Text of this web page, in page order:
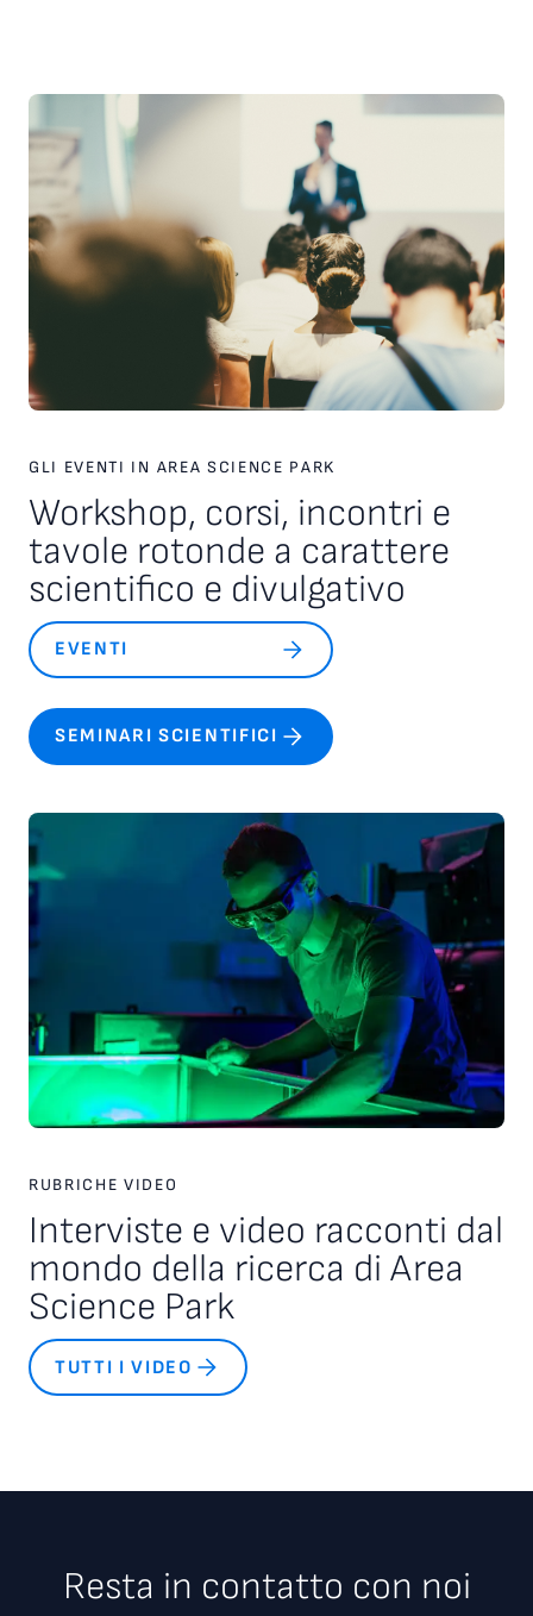
attraverso una piattaforma europea dedicata. Ampio spazio
anche al racconto di esperienze imprenditoriali concrete. In
particolare, è stata condivisa la testimonianza di Paolo Ganis,
CEO di Vitesy, realtà nata a Pordenone che in otto anni ha
costruito un percorso di crescita internazionale fondato su
innovazione, capacità di esecuzione e visione
imprenditoriale. Vitesy rappresenta un esempio concreto di
come una startup deep tech possa crescere, scalare e
competere sui mercati globali, partendo da un territorio e
valorizzando competenze, tecnologie e opportunità offerte
dagli ecosistemi dell’innovazione. Creare le condizioni perché
altre imprese possano intraprendere percorsi di crescita
simili è una delle sfide che Area Science Park intende
contribuire a raccogliere, rafforzando il proprio ruolo a
GLI EVENTI IN AREA SCIENCE PARK
Workshop, corsi, incontri e
tavole rotonde a carattere
scientifico e divulgativo
EVENTI
SEMINARI SCIENTIFICI
RUBRICHE VIDEO
Interviste e video racconti dal
mondo della ricerca di Area
Science Park
TUTTI I VIDEO
Resta in contatto con noi